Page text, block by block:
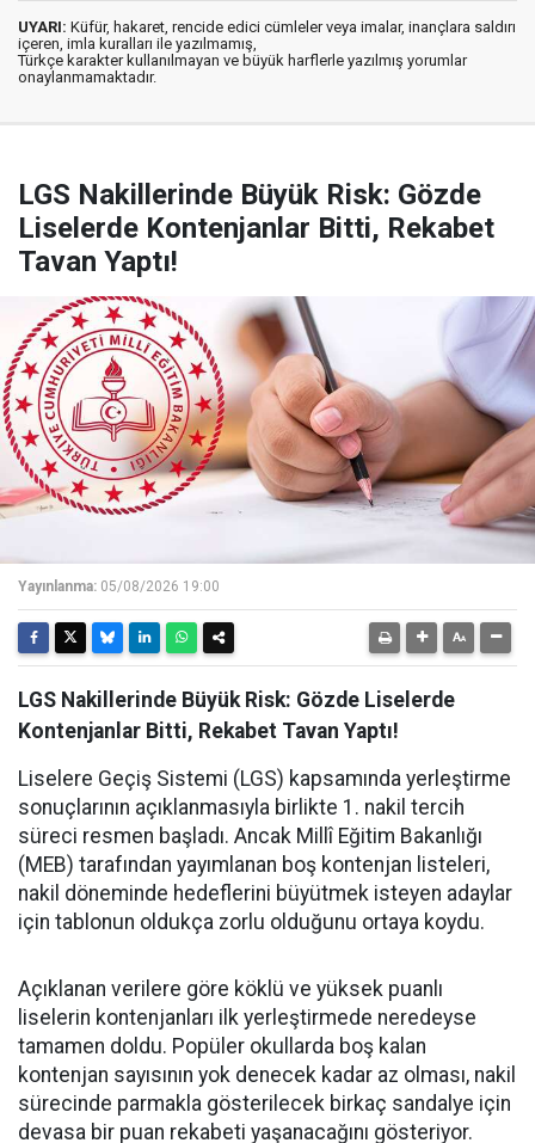
UYARI: Küfür, hakaret, rencide edici cümleler veya imalar, inançlara saldırı
içeren, imla kuralları ile yazılmamış,
Türkçe karakter kullanılmayan ve büyük harflerle yazılmış yorumlar
onaylanmamaktadır.
LGS Nakillerinde Büyük Risk: Gözde
Liselerde Kontenjanlar Bitti, Rekabet
Tavan Yaptı!
Yayınlanma: 05/08/2026 19:00
LGS Nakillerinde Büyük Risk: Gözde Liselerde
Kontenjanlar Bitti, Rekabet Tavan Yaptı!
Liselere Geçiş Sistemi (LGS) kapsamında yerleştirme
sonuçlarının açıklanmasıyla birlikte 1. nakil tercih
süreci resmen başladı. Ancak Millî Eğitim Bakanlığı
(MEB) tarafından yayımlanan boş kontenjan listeleri,
nakil döneminde hedeflerini büyütmek isteyen adaylar
için tablonun oldukça zorlu olduğunu ortaya koydu.
Açıklanan verilere göre köklü ve yüksek puanlı
liselerin kontenjanları ilk yerleştirmede neredeyse
tamamen doldu. Popüler okullarda boş kalan
kontenjan sayısının yok denecek kadar az olması, nakil
sürecinde parmakla gösterilecek birkaç sandalye için
devasa bir puan rekabeti yaşanacağını gösteriyor.